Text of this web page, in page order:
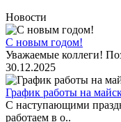
Новости
С новым годом!
Уважаемые коллеги!
30.12.2025
График работы на
С наступающими
работаем в о..